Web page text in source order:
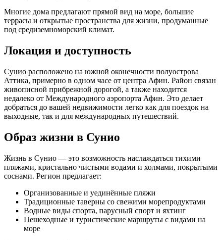
Многие дома предлагают прямой вид на море, большие
террасы и открытые пространства для жизни, продуманные
под средиземноморский климат.
Локация и доступность
Сунио расположено на южной оконечности полуострова
Аттика, примерно в одном часе от центра Афин. Район связан
живописной прибрежной дорогой, а также находится
недалеко от Международного аэропорта Афин. Это делает
добраться до вашей недвижимости легко как для поездок на
выходные, так и для международных путешествий.
Образ жизни в Сунио
Жизнь в Сунио — это возможность наслаждаться тихими
пляжами, кристально чистыми водами и холмами, покрытыми
соснами. Регион предлагает:
Организованные и уединённые пляжи
Традиционные таверны со свежими морепродуктами
Водные виды спорта, парусный спорт и яхтинг
Пешеходные и туристические маршруты с видами на
море